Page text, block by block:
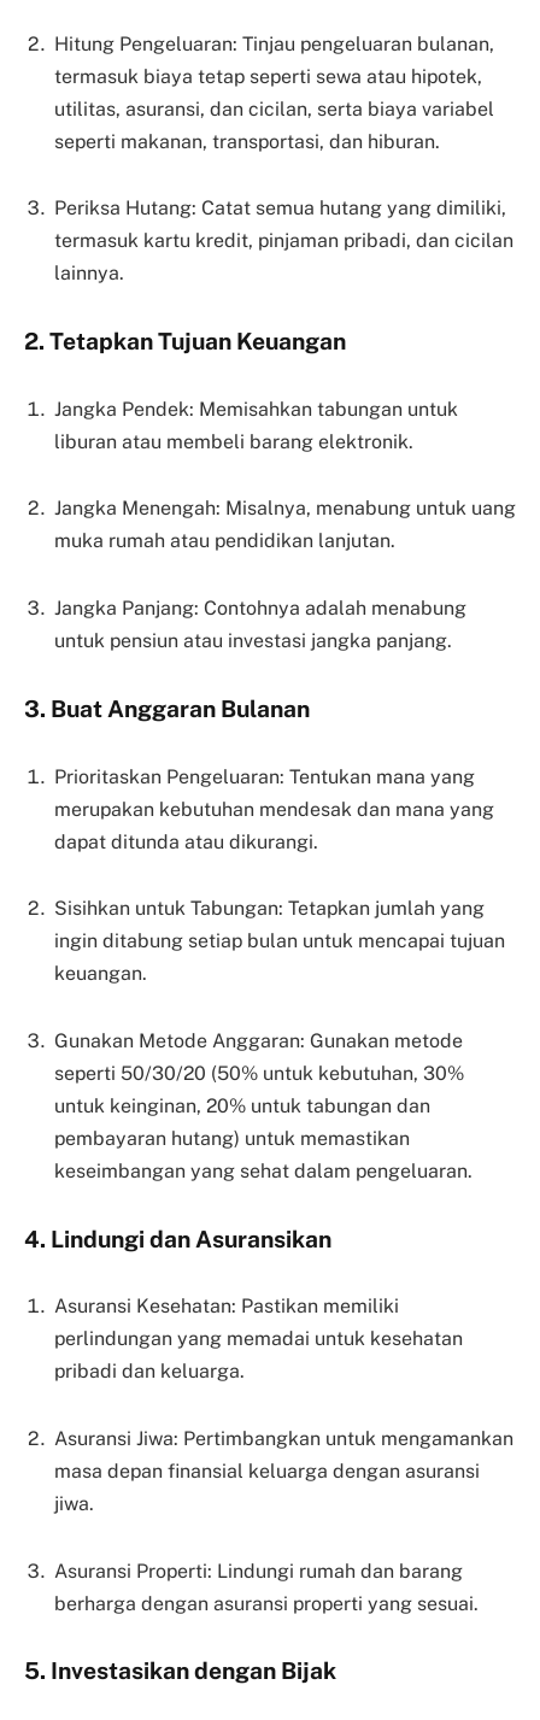
Hitung Pengeluaran: Tinjau pengeluaran bulanan,
termasuk biaya tetap seperti sewa atau hipotek,
utilitas, asuransi, dan cicilan, serta biaya variabel
seperti makanan, transportasi, dan hiburan.
Periksa Hutang: Catat semua hutang yang dimiliki,
termasuk kartu kredit, pinjaman pribadi, dan cicilan
lainnya.
2. Tetapkan Tujuan Keuangan
Jangka Pendek: Memisahkan tabungan untuk
liburan atau membeli barang elektronik.
Jangka Menengah: Misalnya, menabung untuk uang
muka rumah atau pendidikan lanjutan.
Jangka Panjang: Contohnya adalah menabung
untuk pensiun atau investasi jangka panjang.
3. Buat Anggaran Bulanan
Prioritaskan Pengeluaran: Tentukan mana yang
merupakan kebutuhan mendesak dan mana yang
dapat ditunda atau dikurangi.
Sisihkan untuk Tabungan: Tetapkan jumlah yang
ingin ditabung setiap bulan untuk mencapai tujuan
keuangan.
Gunakan Metode Anggaran: Gunakan metode
seperti 50/30/20 (50% untuk kebutuhan, 30%
untuk keinginan, 20% untuk tabungan dan
pembayaran hutang) untuk memastikan
keseimbangan yang sehat dalam pengeluaran.
4. Lindungi dan Asuransikan
Asuransi Kesehatan: Pastikan memiliki
perlindungan yang memadai untuk kesehatan
pribadi dan keluarga.
Asuransi Jiwa: Pertimbangkan untuk mengamankan
masa depan finansial keluarga dengan asuransi
jiwa.
Asuransi Properti: Lindungi rumah dan barang
berharga dengan asuransi properti yang sesuai.
5. Investasikan dengan Bijak